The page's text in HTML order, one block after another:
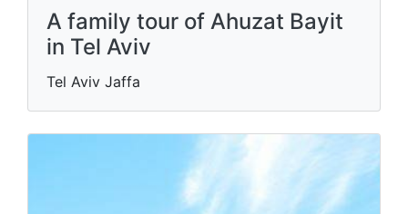
A family tour of Ahuzat Bayit
in Tel Aviv
Tel Aviv Jaffa